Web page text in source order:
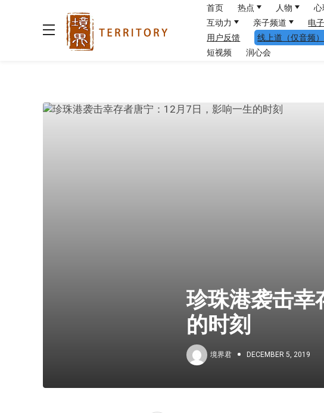
首页 热点 人物 心
互动力
亲子频道 电
用户反馈
线上道（仅音频）
短视频
润心会
珍珠港袭击幸
的时刻
境界君 DECEMBER 5, 2019